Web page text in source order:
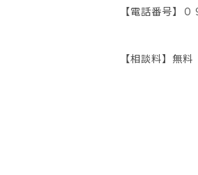
【電話番号】
【相談料】無